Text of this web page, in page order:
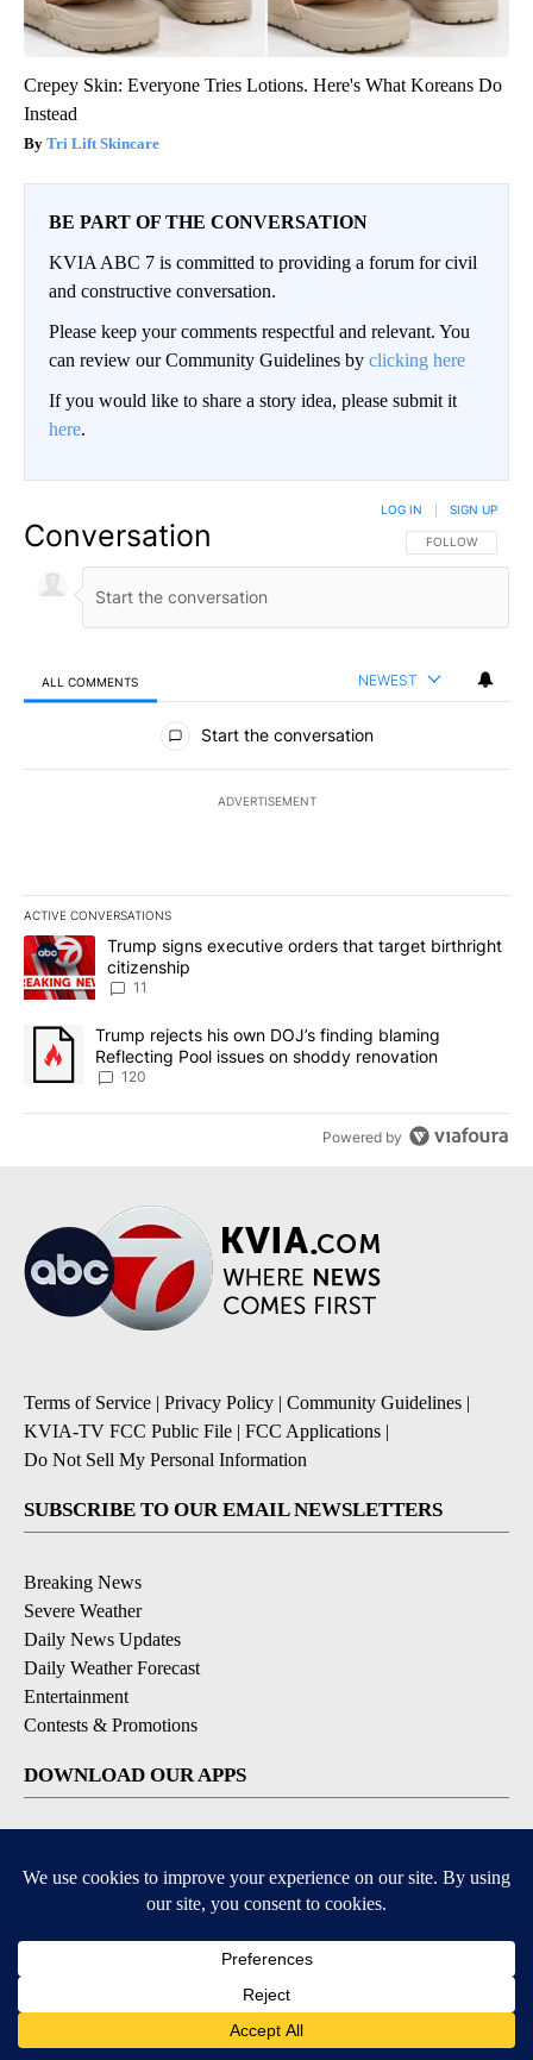
Crepey Skin: Everyone Tries Lotions. Here's What Koreans Do
Instead
Tri Lift Skincare
BE PART OF THE CONVERSATION
KVIA ABC 7 is committed to providing a forum for civil
and constructive conversation.
Please keep your comments respectful and relevant. You
can review our Community Guidelines by clicking here
If you would like to share a story idea, please submit it
here.
Conversation FOLLOW THIS
FOLLOW
LOG IN SIGN UP
ALL COMMENTS NEWEST
All Comments
Start the conversation
ADVERTISEMENT
ACTIVE CONVERSATIONS
The following is a list of the most commented articles in the last
A trending article titled "Trump signs executive orders that
Trump signs executive orders that target birthright
citizenship
11
A trending article titled "Trump rejects his own DOJ’s finding
Trump rejects his own DOJ’s finding blaming
Reflecting Pool issues on shoddy renovation
120
Powered by
Terms of Service | Privacy Policy | Community Guidelines |
KVIA-TV FCC Public File | FCC Applications |
Do Not Sell My Personal Information
SUBSCRIBE TO OUR EMAIL NEWSLETTERS
Breaking News
Severe Weather
Daily News Updates
Daily Weather Forecast
Entertainment
Contests & Promotions
DOWNLOAD OUR APPS
© 2026, NPG of Texas, L.P. El Paso, TX USA